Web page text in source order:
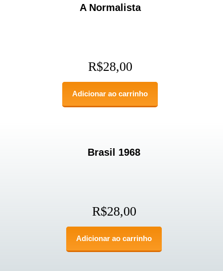
A Normalista
R$28,00
Adicionar ao carrinho
Brasil 1968
R$28,00
Adicionar ao carrinho